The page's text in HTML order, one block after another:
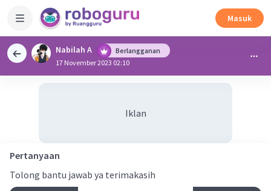
Masuk
Nabilah A
Berlangganan
17 November 2023 02:10
Iklan
Pertanyaan
Tolong bantu jawab ya terimakasih